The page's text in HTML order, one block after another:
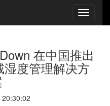
在中国推出
度管理解决方